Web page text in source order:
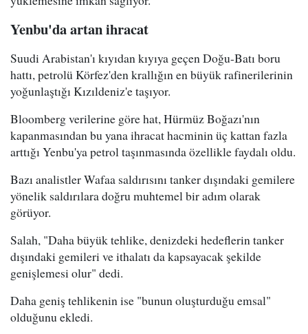
Yenbu'da artan ihracat
Suudi Arabistan'ı kıyıdan kıyıya geçen Doğu-Batı boru
hattı, petrolü Körfez'den krallığın en büyük rafinerilerinin
yoğunlaştığı Kızıldeniz'e taşıyor.
Bloomberg verilerine göre hat, Hürmüz Boğazı'nın
kapanmasından bu yana ihracat hacminin üç kattan fazla
arttığı Yenbu'ya petrol taşınmasında özellikle faydalı oldu.
Bazı analistler Wafaa saldırısını tanker dışındaki gemilere
yönelik saldırılara doğru muhtemel bir adım olarak
görüyor.
Salah, "Daha büyük tehlike, denizdeki hedeflerin tanker
dışındaki gemileri ve ithalatı da kapsayacak şekilde
genişlemesi olur" dedi.
Daha geniş tehlikenin ise "bunun oluşturduğu emsal"
olduğunu ekledi.